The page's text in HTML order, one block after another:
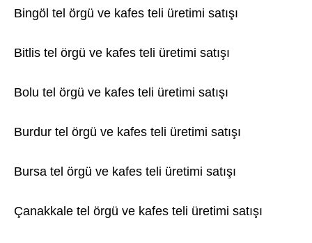
Bingöl tel örgü ve kafes teli üretimi satışı
Bitlis tel örgü ve kafes teli üretimi satışı
Bolu tel örgü ve kafes teli üretimi satışı
Burdur tel örgü ve kafes teli üretimi satışı
Bursa tel örgü ve kafes teli üretimi satışı
Çanakkale tel örgü ve kafes teli üretimi satışı